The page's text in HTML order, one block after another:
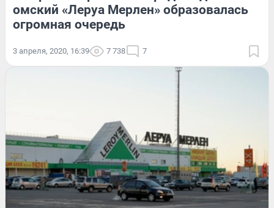
омский «Леруа Мерлен» образовалась
огромная очередь
3 апреля, 2020, 16:39 7 738 7